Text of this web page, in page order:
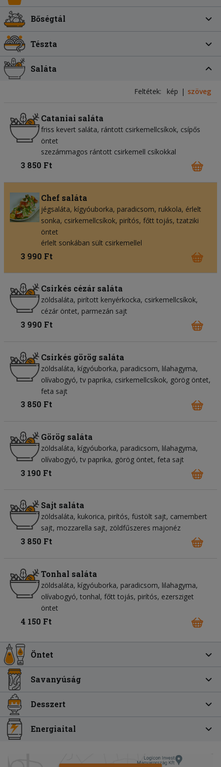
Bőségtál
Tészta
Saláta
Feltétek: kép szöveg
Cataniai saláta
friss kevert saláta rántott csirkemellcsíkok csípős
öntet
szezámmagos rántott csirkemell csíkokkal
3 850 Ft
Chef saláta
jégsaláta kígyóuborka paradicsom rukkola érlelt
sonka csirkemellcsíkok pirítós főtt tojás tzatziki
öntet
érlelt sonkában sült csirkemellel
3 990 Ft
Csirkés cézár saláta
zöldsaláta pirított kenyérkocka csirkemellcsíkok
cézár öntet parmezán sajt
3 990 Ft
Csirkés görög saláta
zöldsaláta kígyóuborka paradicsom lilahagyma
olívabogyó tv paprika csirkemellcsíkok görög öntet
feta sajt
3 850 Ft
Görög saláta
zöldsaláta kígyóuborka paradicsom lilahagyma
olívabogyó tv paprika görög öntet feta sajt
3 190 Ft
Sajt saláta
zöldsaláta kukorica pirítós füstölt sajt camembert
sajt mozzarella sajt zöldfűszeres majonéz
3 850 Ft
Tonhal saláta
zöldsaláta kígyóuborka paradicsom lilahagyma
olívabogyó tonhal főtt tojás pirítós ezersziget
öntet
4 150 Ft
Öntet
Savanyúság
Desszert
Energiaital